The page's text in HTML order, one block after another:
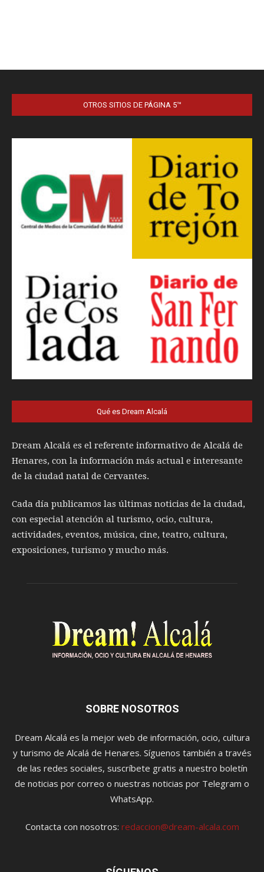
OTROS SITIOS DE PÁGINA 5™
Qué es Dream Alcalá
Dream Alcalá es el referente informativo de Alcalá de
Henares, con la información más actual e interesante
de la ciudad natal de Cervantes.
Cada día publicamos las últimas noticias de la ciudad,
con especial atención al turismo, ocio, cultura,
actividades, eventos, música, cine, teatro, cultura,
exposiciones, turismo y mucho más.
SOBRE NOSOTROS
Dream Alcalá es la mejor web de información, ocio, cultura
y turismo de Alcalá de Henares. Síguenos también a través
de las redes sociales, suscríbete gratis a nuestro boletín
de noticias por correo o nuestras noticias por Telegram o
WhatsApp.
Contacta con nosotros: redaccion@dream-alcala.com